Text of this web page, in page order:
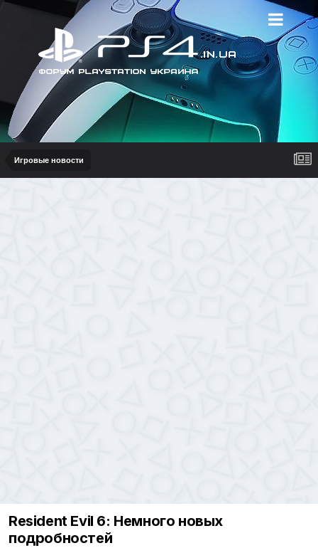
Игровые новости
Resident Evil 6: Немного новых
подробностей